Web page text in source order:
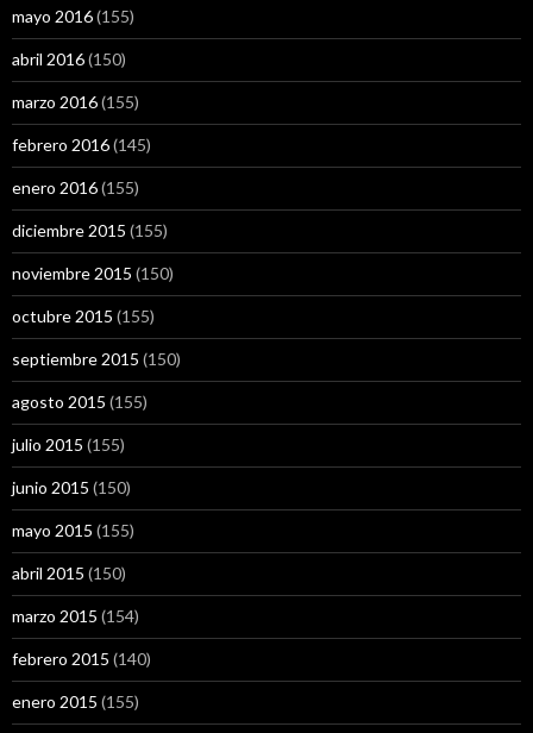
mayo 2016(155)
abril 2016(150)
marzo 2016(155)
febrero 2016(145)
enero 2016(155)
diciembre 2015 (155)
noviembre 2015 (150)
octubre 2015 (155)
septiembre 2015 (150)
agosto 2015 (155)
julio 2015 (155)
junio 2015 (150)
mayo 2015 (155)
abril 2015 (150)
marzo 2015 (154)
febrero 2015 (140)
enero 2015 (155)